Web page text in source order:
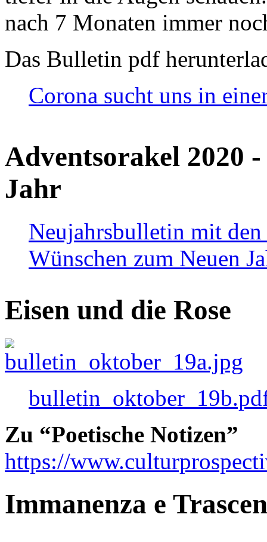
nach 7 Monaten immer
Das Bulletin pdf
Corona sucht uns in
Adventsorakel 2020
Jahr
Neujahrsbulletin mit den
Wünschen zum Neuen
Eisen und die Rose
Zu “Poetische Notizen”
https://
Immanenza e